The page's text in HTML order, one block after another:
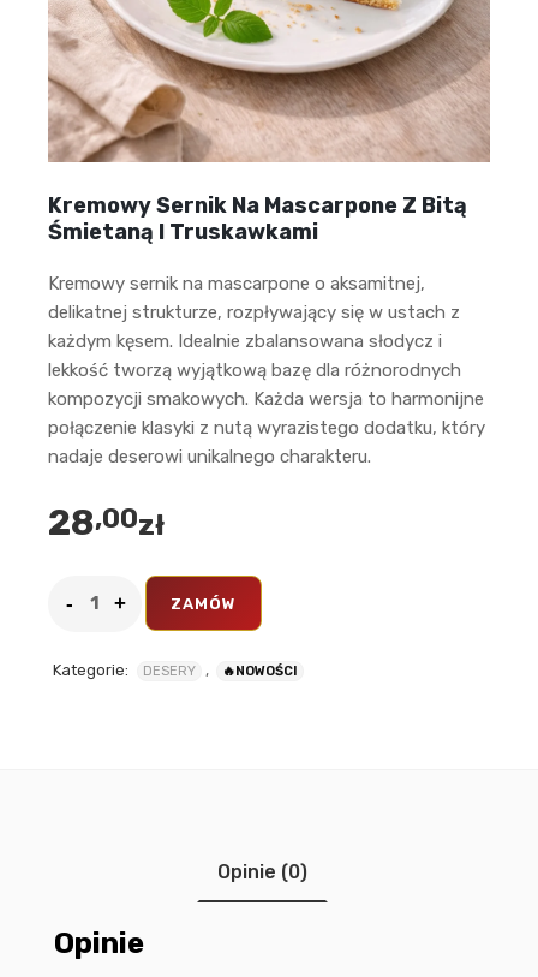
Kremowy Sernik Na Mascarpone Z Bitą
Śmietaną I Truskawkami
Kremowy sernik na mascarpone o aksamitnej,
delikatnej strukturze, rozpływający się w ustach z
każdym kęsem. Idealnie zbalansowana słodycz i
lekkość tworzą wyjątkową bazę dla różnorodnych
kompozycji smakowych. Każda wersja to harmonijne
połączenie klasyki z nutą wyrazistego dodatku, który
nadaje deserowi unikalnego charakteru.
28,00zł
ZAMÓW
Kategorie: DESERY , 🔥NOWOŚCI
Opinie (0)
Opinie